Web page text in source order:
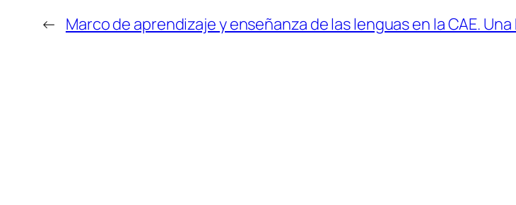
← Marco de aprendizaje y enseñanza de las lenguas en la CAE.